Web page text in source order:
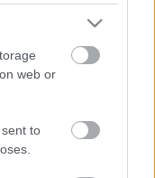
web or
to
Of Zenit